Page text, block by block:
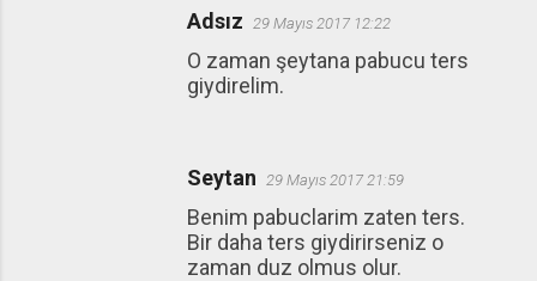
Adsız 29 Mayıs 2017 12:22
O zaman şeytana pabucu ters
giydirelim.
Seytan 29 Mayıs 2017 21:59
Benim pabuclarim zaten ters.
Bir daha ters giydirirseniz o
zaman duz olmus olur.